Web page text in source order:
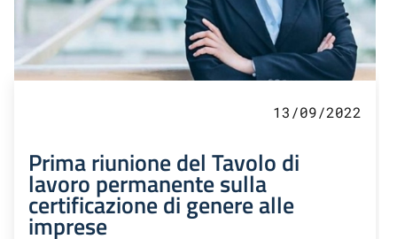
13/09/2022
Prima riunione del Tavolo di
lavoro permanente sulla
certificazione di genere alle
imprese